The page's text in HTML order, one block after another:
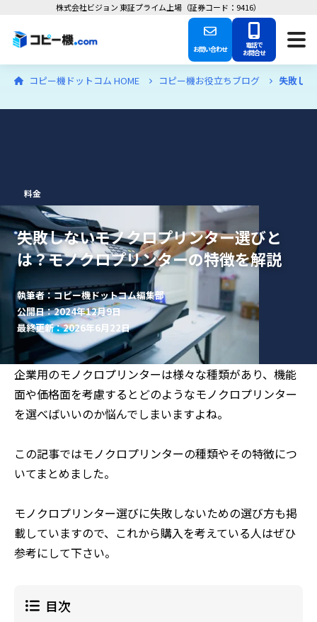
株式会社ビジョン 東証プライム上場（証券コード：9416）
お問い合わせ 電話で
お問合せ
コピー機ドットコム HOME コピー機お役立ちブログ 失敗し
料金
失敗しないモノクロプリンター選びと
は？モノクロプリンターの特徴を解説
執筆者：コピー機ドットコム編集部
公開日：2024年12月9日
最終更新：2026年6月22日
企業用のモノクロプリンターは様々な種類があり、機能
面や価格面を考慮するとどのようなモノクロプリンター
を選べばいいのか悩んでしまいますよね。
この記事ではモノクロプリンターの種類やその特徴につ
いてまとめました。
モノクロプリンター選びに失敗しないための選び方も掲
載していますので、これから購入を考えている人はぜひ
参考にして下さい。
目次